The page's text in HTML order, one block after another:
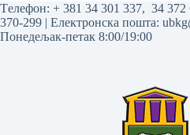
Tелефон: + 381 34 301 337, 34 372
370-299 | Електронска пошта:
Понедељак-петак 8:00/19:00